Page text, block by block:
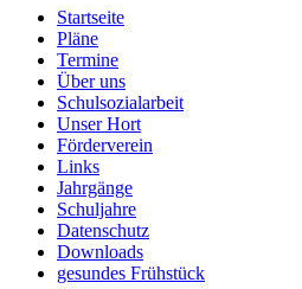
Startseite
Pläne
Termine
Über uns
Schulsozialarbeit
Unser Hort
Förderverein
Links
Jahrgänge
Schuljahre
Datenschutz
Downloads
gesundes Frühstück